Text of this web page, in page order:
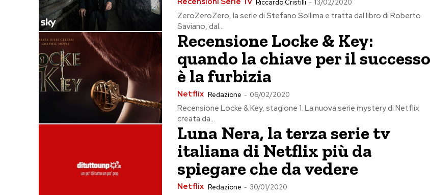
Riccardo Cristilli - 13/02/2020
ZeroZeroZero, la serie di Stefano Sollima e tratta dal libro di Roberto
Saviano, dal...
Recensione Locke & Key:
quando la chiave per il successo
è la furbizia
Netflix Redazione - 06/02/2020
Recensione Locke & Key, stagione 1. La nuova serie mystery di Netflix
creata da...
Luna Nera, la terza serie tv
italiana di Netflix più da
spiegare che da vedere
Netflix Redazione - 30/01/2020